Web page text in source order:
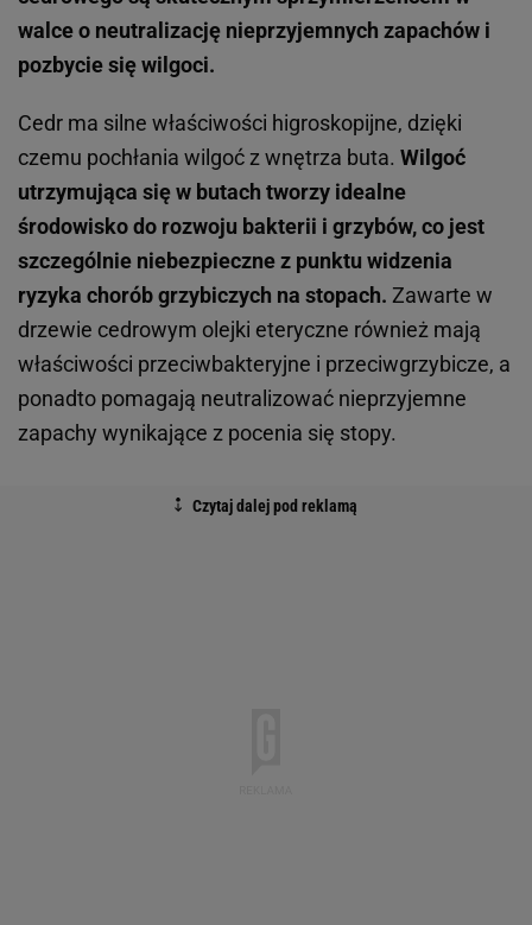
walce o neutralizację nieprzyjemnych zapachów i
pozbycie się wilgoci.
Cedr ma silne właściwości higroskopijne, dzięki
czemu pochłania wilgoć z wnętrza buta. Wilgoć
utrzymująca się w butach tworzy idealne
środowisko do rozwoju bakterii i grzybów, co jest
szczególnie niebezpieczne z punktu widzenia
ryzyka chorób grzybiczych na stopach. Zawarte w
drzewie cedrowym olejki eteryczne również mają
właściwości przeciwbakteryjne i przeciwgrzybicze, a
ponadto pomagają neutralizować nieprzyjemne
zapachy wynikające z pocenia się stopy.